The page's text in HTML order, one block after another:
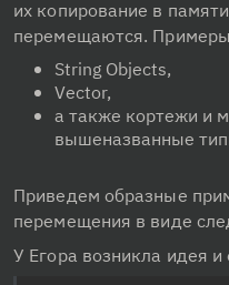
их копирование в
перемещаются. Примеры
String Objects,
Vector,
а также кортежи и
вышеназванные
Приведем образные
перемещения в виде
У Егора возникла идея